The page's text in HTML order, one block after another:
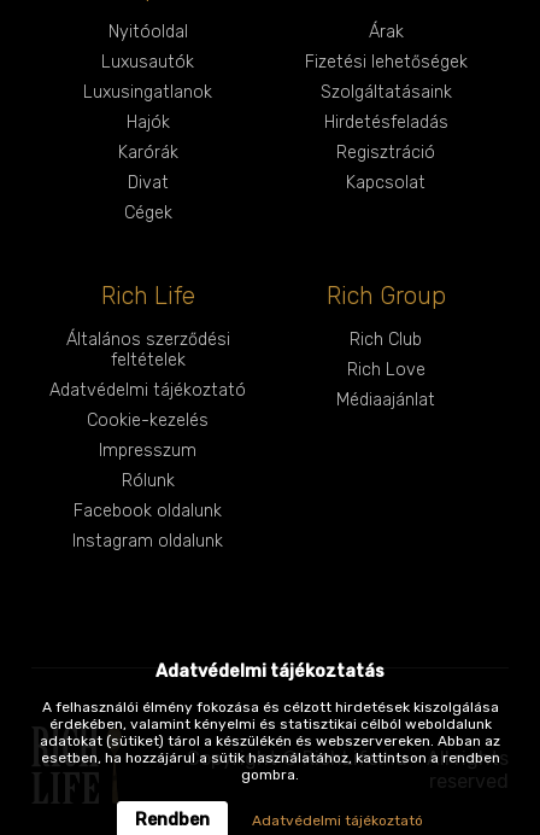
Nyitóoldal
Luxusautók
Luxusingatlanok
Hajók
Karórák
Divat
Cégek
Árak
Fizetési lehetőségek
Szolgáltatásaink
Hirdetésfeladás
Regisztráció
Kapcsolat
Rich Life
Általános szerződési
feltételek
Adatvédelmi tájékoztató
Cookie-kezelés
Impresszum
Rólunk
Facebook oldalunk
Instagram oldalunk
Rich Group
Rich Club
Rich Love
Médiaajánlat
Copyright © RichLife.hu - All rights
reserved
Adatvédelmi tájékoztatás
A felhasználói élmény fokozása és célzott hirdetések kiszolgálása
érdekében, valamint kényelmi és statisztikai célból weboldalunk
adatokat (sütiket) tárol a készülékén és webszervereken. Abban az
esetben, ha hozzájárul a sütik használatához, kattintson a rendben
gombra.
Rendben Adatvédelmi tájékoztató